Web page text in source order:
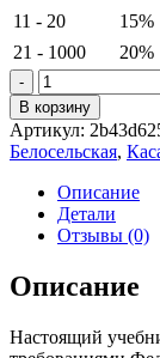
11 - 20
15%
21 - 1000
20%
Количество
товара
Касаткина.
Французский
язык.
Учебник.
2
класс.
Белосельская
В корзину
Артикул:
Белосельская,
Описание
Детали
Отзывы (0)
Описание
Настоящий